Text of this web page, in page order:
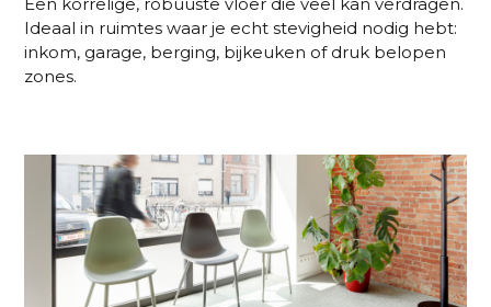
Ideaal in ruimtes waar je echt stevigheid nodig hebt:
inkom, garage, berging, bijkeuken of druk belopen
zones.